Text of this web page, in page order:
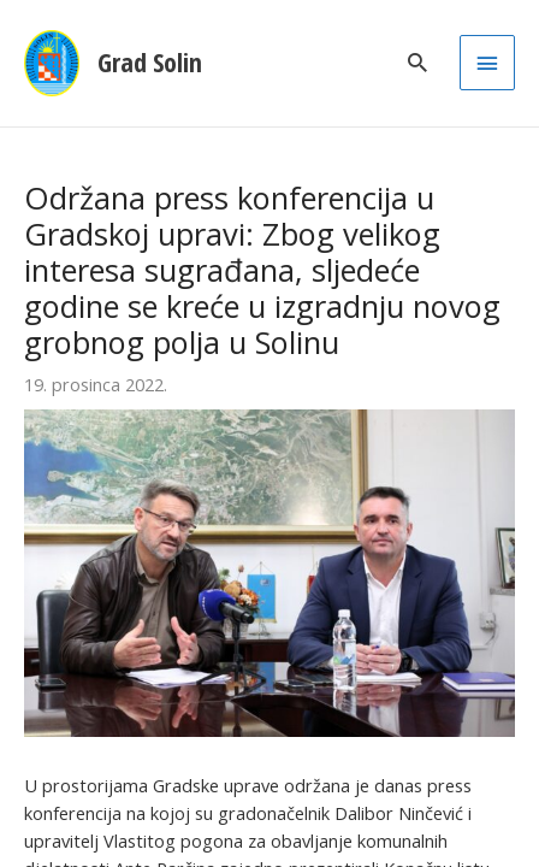
Grad Solin
Main
Održana press konferencija u
Gradskoj upravi: Zbog velikog
interesa sugrađana, sljedeće
godine se kreće u izgradnju novog
grobnog polja u Solinu
19. prosinca 2022.
U prostorijama Gradske uprave održana je danas press
konferencija na kojoj su gradonačelnik Dalibor Ninčević i
upravitelj Vlastitog pogona za obavljanje komunalnih